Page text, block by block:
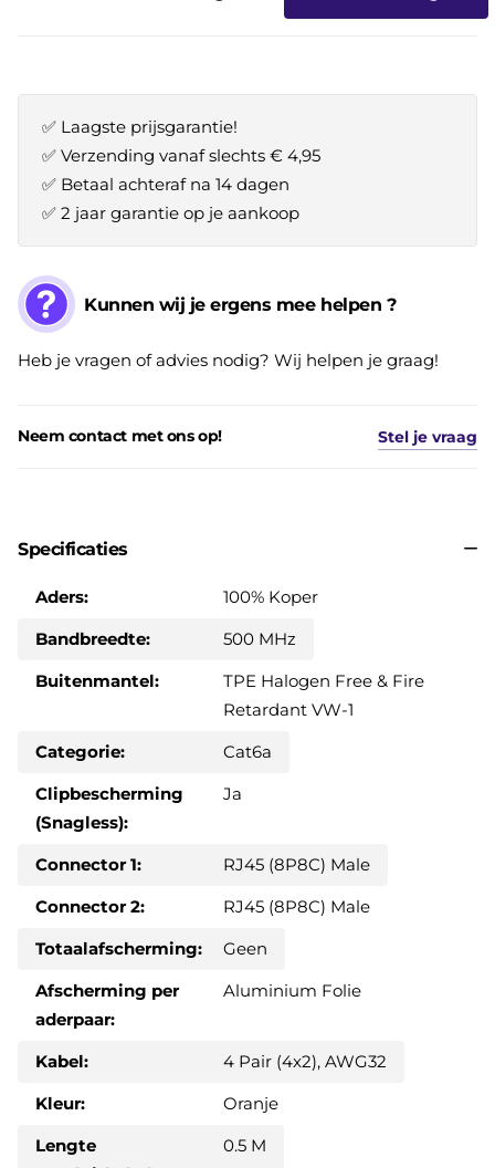
✅ Laagste prijsgarantie!
✅ Verzending vanaf slechts € 4,95
✅ Betaal achteraf na 14 dagen
✅ 2 jaar garantie op je aankoop
Kunnen wij je ergens mee helpen ?
Heb je vragen of advies nodig? Wij helpen je graag!
Neem contact met ons op! Stel je vraag
Specificaties
Aders:
100% Koper
Bandbreedte:
500 MHz
Buitenmantel:
TPE Halogen Free & Fire
Retardant VW-1
Categorie:
Cat6a
Clipbescherming
(Snagless):
Ja
Connector 1:
RJ45 (8P8C) Male
Connector 2:
RJ45 (8P8C) Male
Totaalafscherming:
Geen
Afscherming per
aderpaar:
Aluminium Folie
Kabel:
4 Pair (4x2), AWG32
Kleur:
Oranje
Lengte
0.5 M